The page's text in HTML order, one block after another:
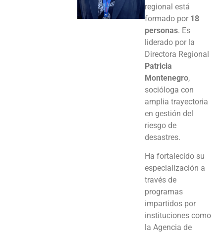
regional está
formado por 18
personas. Es
liderado por la
Directora Regional
Patricia
Montenegro,
socióloga con
amplia trayectoria
en gestión del
riesgo de
desastres.
Ha fortalecido su
especialización a
través de
programas
impartidos por
instituciones como
la Agencia de